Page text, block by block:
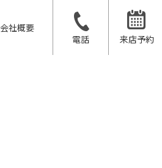
会社概要
電話
来店予約